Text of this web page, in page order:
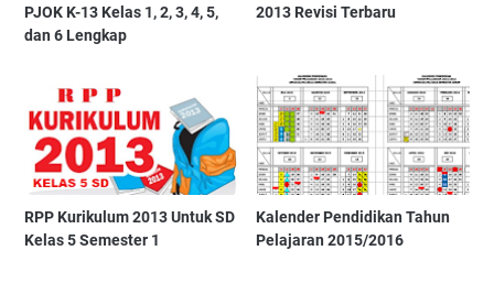
PJOK K-13 Kelas 1, 2, 3, 4, 5,
dan 6 Lengkap
2013 Revisi Terbaru
RPP Kurikulum 2013 Untuk SD
Kelas 5 Semester 1
Kalender Pendidikan Tahun
Pelajaran 2015/2016